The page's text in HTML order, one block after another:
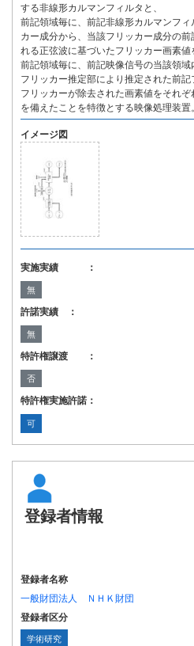
する非線形カルマンフィルタと、
前記領域毎に、前記非線形カルマンフ
カー成分から、当該フリッカー成分の
れる正弦波に基づいたフリッカー画素値
前記領域毎に、前記映像信号の当該領
フリッカー推定部により推定された前
フリッカーが除去された画素値をそれぞ
を備えたことを特徴とする映像処理装置。
イメージ図
実施実績 ：
無
許諾実績 ：
無
特許権譲渡 ：
否
特許権実施許諾：
可
登録者情報
登録者名称
一般財団法人 ＮＨＫ財団
登録者区分
学術研究